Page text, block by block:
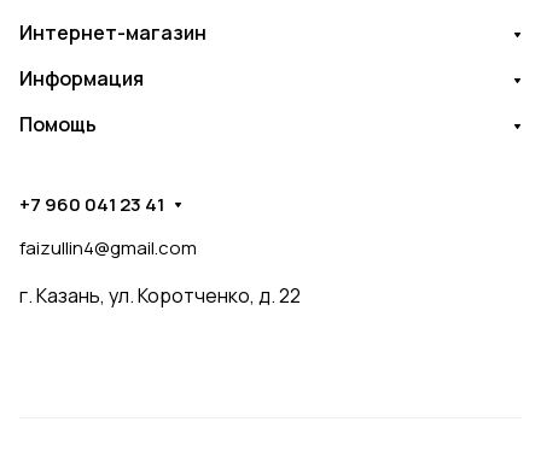
Интернет-магазин
Информация
Помощь
+7 960 041 23 41
faizullin4@gmail.com
г. Казань, ул. Коротченко, д. 22